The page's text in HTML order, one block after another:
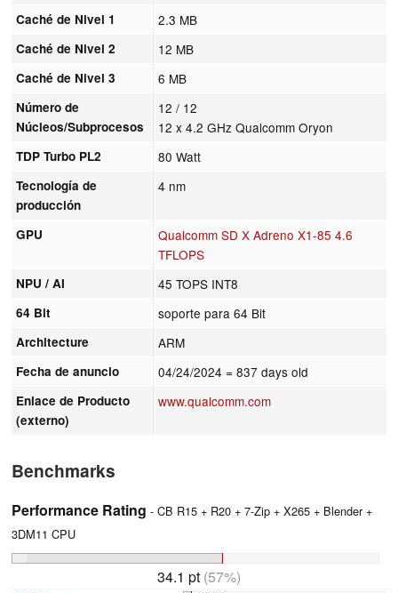
Caché de Nivel 1 2.3 MB
Caché de Nivel 2 12 MB
Caché de Nivel 3 6 MB
Número de
Núcleos/Subprocesos
12 / 12
12 x 4.2 GHz Qualcomm Oryon
TDP Turbo PL2 80 Watt
Tecnología de
producción
4 nm
GPU
Qualcomm SD X Adreno X1-85 4.6
TFLOPS
NPU / AI 45 TOPS INT8
64 Bit soporte para 64 Bit
Architecture ARM
Fecha de anuncio 04/24/2024 = 837 days old
Enlace de Producto
(externo)
www.qualcomm.com
Benchmarks
Performance Rating - CB R15 + R20 + 7-Zip + X265 + Blender +
3DM11 CPU
34.1 pt (57%)